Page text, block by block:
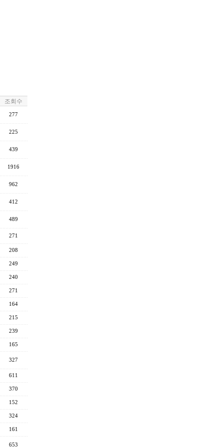
조회수
277
225
439
1916
962
412
489
271
208
249
240
271
164
215
239
165
327
611
370
152
324
161
653